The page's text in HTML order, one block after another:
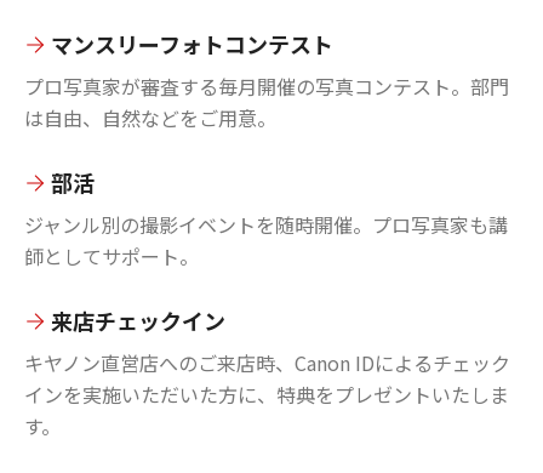
マンスリーフォトコンテスト
プロ写真家が審査する毎月開催の写真コンテスト。部門
は自由、自然などをご用意。
部活
ジャンル別の撮影イベントを随時開催。プロ写真家も講
師としてサポート。
来店チェックイン
キヤノン直営店へのご来店時、Canon IDによるチェック
インを実施いただいた方に、特典をプレゼントいたしま
す。